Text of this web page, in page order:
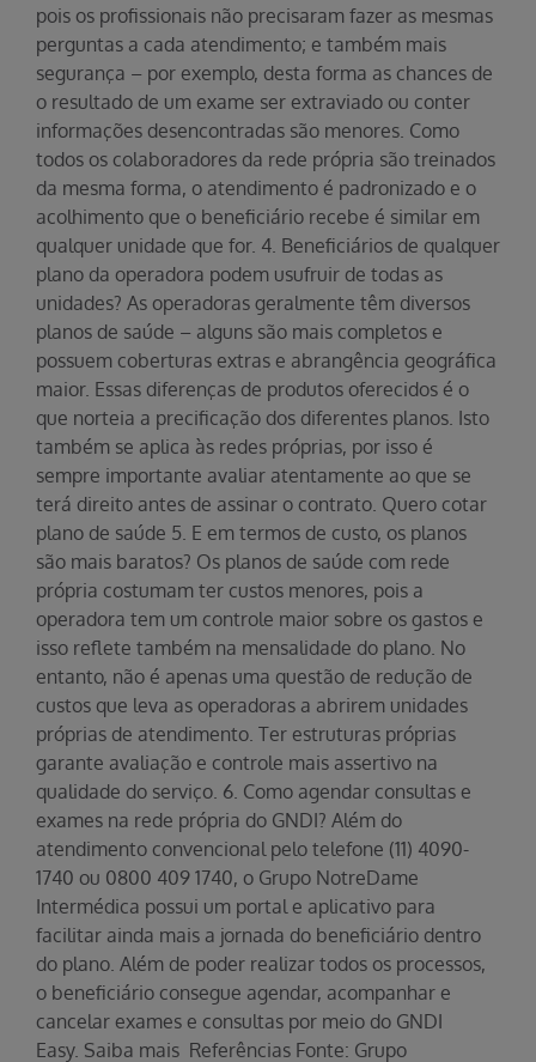
pois os profissionais não precisaram fazer as mesmas
perguntas a cada atendimento; e também mais
segurança – por exemplo, desta forma as chances de
o resultado de um exame ser extraviado ou conter
informações desencontradas são menores. Como
todos os colaboradores da rede própria são treinados
da mesma forma, o atendimento é padronizado e o
acolhimento que o beneficiário recebe é similar em
qualquer unidade que for. 4. Beneficiários de qualquer
plano da operadora podem usufruir de todas as
unidades? As operadoras geralmente têm diversos
planos de saúde – alguns são mais completos e
possuem coberturas extras e abrangência geográfica
maior. Essas diferenças de produtos oferecidos é o
que norteia a precificação dos diferentes planos. Isto
também se aplica às redes próprias, por isso é
sempre importante avaliar atentamente ao que se
terá direito antes de assinar o contrato. Quero cotar
plano de saúde 5. E em termos de custo, os planos
são mais baratos? Os planos de saúde com rede
própria costumam ter custos menores, pois a
operadora tem um controle maior sobre os gastos e
isso reflete também na mensalidade do plano. No
entanto, não é apenas uma questão de redução de
custos que leva as operadoras a abrirem unidades
próprias de atendimento. Ter estruturas próprias
garante avaliação e controle mais assertivo na
qualidade do serviço. 6. Como agendar consultas e
exames na rede própria do GNDI? Além do
atendimento convencional pelo telefone (11) 4090-
1740 ou 0800 409 1740, o Grupo NotreDame
Intermédica possui um portal e aplicativo para
facilitar ainda mais a jornada do beneficiário dentro
do plano. Além de poder realizar todos os processos,
o beneficiário consegue agendar, acompanhar e
cancelar exames e consultas por meio do GNDI
Easy. Saiba mais Referências Fonte: Grupo